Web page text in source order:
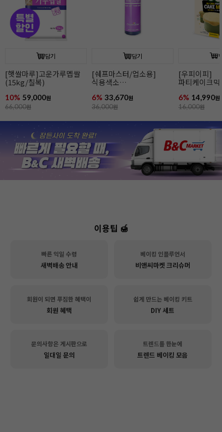
담기
[우피이피]
파티케이크믹스(바나나)
6% 14,990원
16,000원
담기
파티케이크믹스(북어/
고구마)
6% 14,990원
16,000원
[햇쌀마루]고
(15kg/칠복)
10% 59,000
66,000원
이용팁 🍯
빠른 익일 수령
새벽배송 안내
베이킹 인플루언서
비앤씨마켓 크리슈머
회원이 되면 푸짐한 혜택이
회원 혜택
쉽게 만드는 베이킹 키트
DIY 세트
문의사항은 게시판으로
일대일 문의
트렌드를 한눈에
트렌드 베이킹 모음